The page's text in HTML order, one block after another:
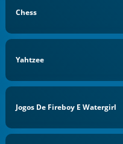
Chess
Yahtzee
Jogos De Fireboy E Watergirl